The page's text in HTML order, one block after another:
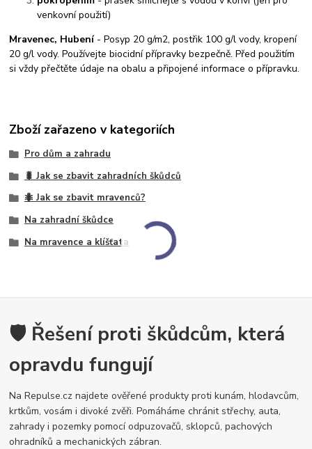
venkovní použití)
Mravenec, Hubení- Posyp 20 g/m2, postřik 100 g/l vody, kropení
20 g/l vody. Používejte biocidní přípravky bezpečně. Před použitím
si vždy přečtěte údaje na obalu a připojené informace o přípravku.
Zboží zařazeno v kategoriích
Pro dům a zahradu
🐛 Jak se zbavit zahradních škůdců
🐜 Jak se zbavit mravenců?
Na zahradní škůdce
Na mravence a klíšťata
🛡️ Řešení proti škůdcům, která
opravdu fungují
Na Repulse.cz najdete ověřené produkty proti kunám, hlodavcům,
krtkům, vosám i divoké zvěři. Pomáháme chránit střechy, auta,
zahrady i pozemky pomocí odpuzovačů, sklopců, pachových
ohradníků a mechanických zábran.